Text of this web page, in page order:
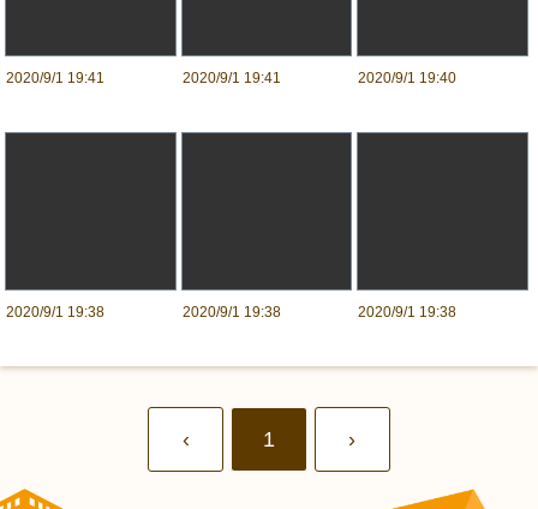
2020/9/1 19:41 2020/9/1 19:41 2020/9/1 19:40
2020/9/1 19:38 2020/9/1 19:38 2020/9/1 19:38
‹ 1 ›